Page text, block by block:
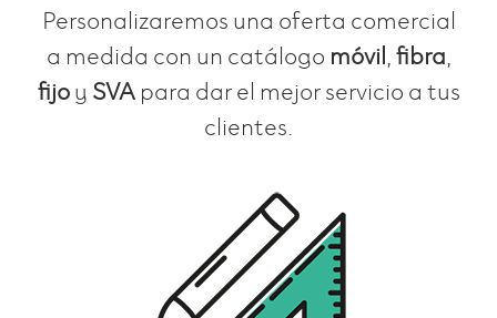
Personalizaremos una oferta comercial
a medida con un catálogo móvil fibra
fijoySVApara dar el mejor servicio a tus
clientes.